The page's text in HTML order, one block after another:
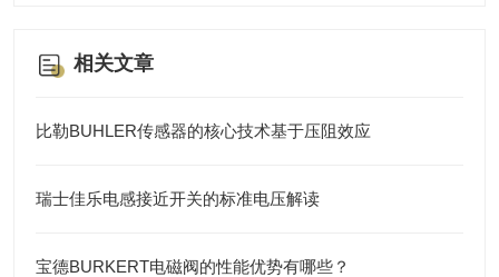
相关文章
比勒BUHLER传感器的核心技术基于压阻效应
瑞士佳乐电感接近开关的标准电压解读
宝德BURKERT电磁阀的性能优势有哪些？